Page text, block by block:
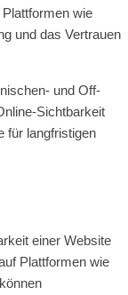
wie
und das Vertrauen
und Off-
Sichtbarkeit
für langfristigen
einer Website
Plattformen wie